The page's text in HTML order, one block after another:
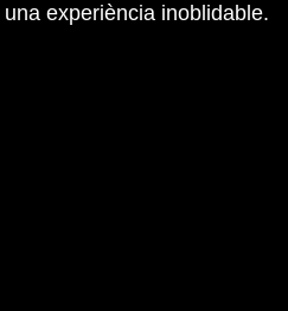
experiència inoblidable.